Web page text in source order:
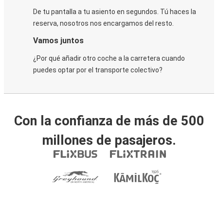
De tu pantalla a tu asiento en segundos. Tú haces la
reserva, nosotros nos encargamos del resto.
Vamos juntos
¿Por qué añadir otro coche a la carretera cuando
puedes optar por el transporte colectivo?
Con la confianza de más de 500
millones de pasajeros.